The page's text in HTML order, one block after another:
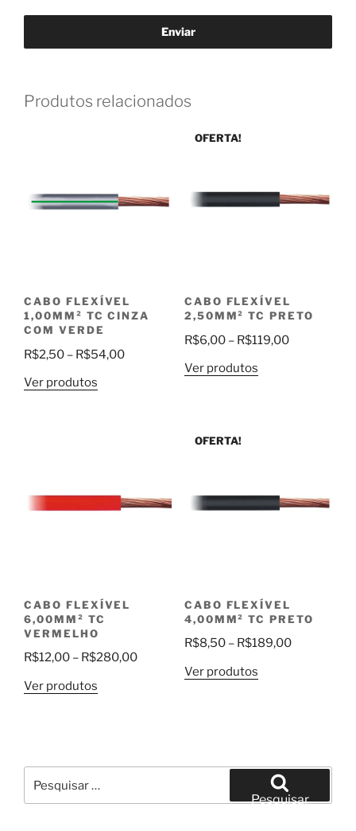
Produtos relacionados
CABO FLEXÍVEL
1,00MM² TC CINZA
COM VERDE
R$2,50 – R$54,00Faixa
Ver produtos
OFERTA!
CABO FLEXÍVEL
2,50MM² TC PRETO
R$6,00 – R$119,00Faixa
Ver produtos
CABO FLEXÍVEL
6,00MM² TC
VERMELHO
R$12,00 – R$280,00Faixa
Ver produtos
OFERTA!
CABO FLEXÍVEL
4,00MM² TC PRETO
R$8,50 – R$189,00Faixa
Ver produtos
por:
Pesquisar